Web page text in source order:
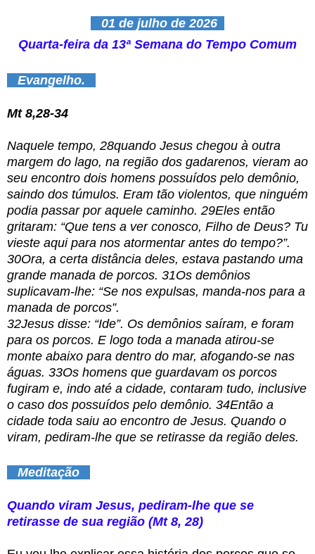
01 de julho de 2026
Quarta-feira da 13ª Semana do Tempo Comum
Evangelho.
Mt 8,28-34
Naquele tempo, 28quando Jesus chegou à outra
margem do lago, na região dos gadarenos, vieram ao
seu encontro dois homens possuídos pelo demônio,
saindo dos túmulos. Eram tão violentos, que ninguém
podia passar por aquele caminho. 29Eles então
gritaram: “Que tens a ver conosco, Filho de Deus? Tu
vieste aqui para nos atormentar antes do tempo?”.
30Ora, a certa distância deles, estava pastando uma
grande manada de porcos. 31Os demônios
suplicavam-lhe: “Se nos expulsas, manda-nos para a
manada de porcos”.
32Jesus disse: “Ide”. Os demônios saíram, e foram
para os porcos. E logo toda a manada atirou-se
monte abaixo para dentro do mar, afogando-se nas
águas. 33Os homens que guardavam os porcos
fugiram e, indo até a cidade, contaram tudo, inclusive
o caso dos possuídos pelo demônio. 34Então a
cidade toda saiu ao encontro de Jesus. Quando o
viram, pediram-lhe que se retirasse da região deles.
Meditação
Quando viram Jesus, pediram-lhe que se
retirasse de sua região (Mt 8, 28)